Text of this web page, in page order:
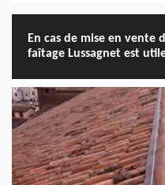
En cas de mise en vente
faîtage Lussagnet est